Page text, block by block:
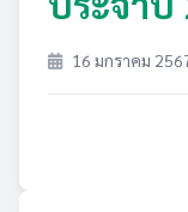
16 มกราคม